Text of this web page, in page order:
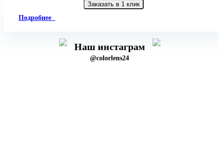
Заказать в 1 клик
Подробнее
Наш инстаграм
@colorlens24